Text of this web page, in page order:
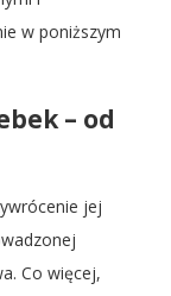
w poniższym
– od
jej
Co więcej,